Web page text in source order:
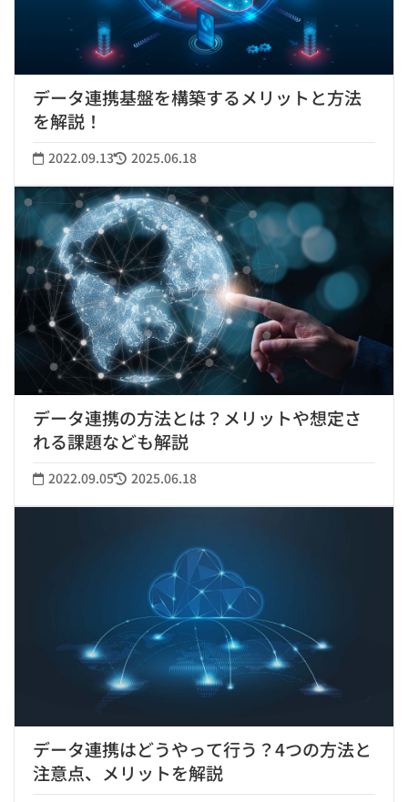
データ連携基盤を構築するメリットと方法
を解説！
2022.09.13 2025.06.18
データ連携の方法とは？メリットや想定さ
れる課題なども解説
2022.09.05 2025.06.18
データ連携はどうやって行う？4つの方法と
注意点、メリットを解説